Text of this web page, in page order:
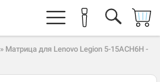
» Матрица для Lenovo Legion 5-15ACH6H -